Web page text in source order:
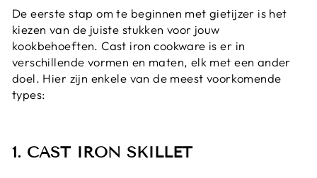
De eerste stap om te beginnen met gietijzer is het
kiezen van de juiste stukken voor jouw
kookbehoeften. Cast iron cookware is er in
verschillende vormen en maten, elk met een ander
doel. Hier zijn enkele van de meest voorkomende
types:
1. CAST IRON SKILLET